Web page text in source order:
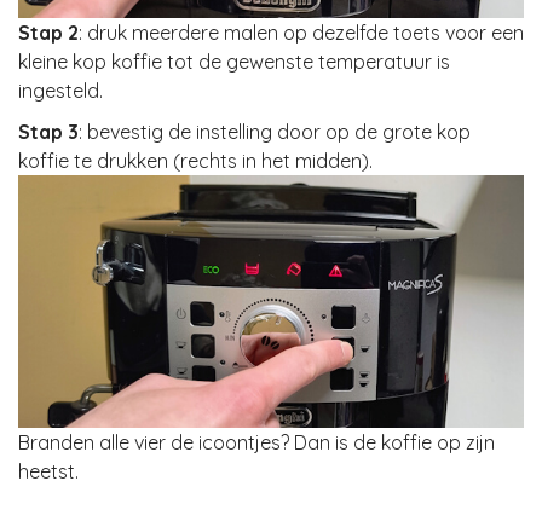
Stap 2: druk meerdere malen op dezelfde toets voor een
kleine kop koffie tot de gewenste temperatuur is
ingesteld.
Stap 3: bevestig de instelling door op de grote kop
koffie te drukken (rechts in het midden).
Branden alle vier de icoontjes? Dan is de koffie op zijn
heetst.